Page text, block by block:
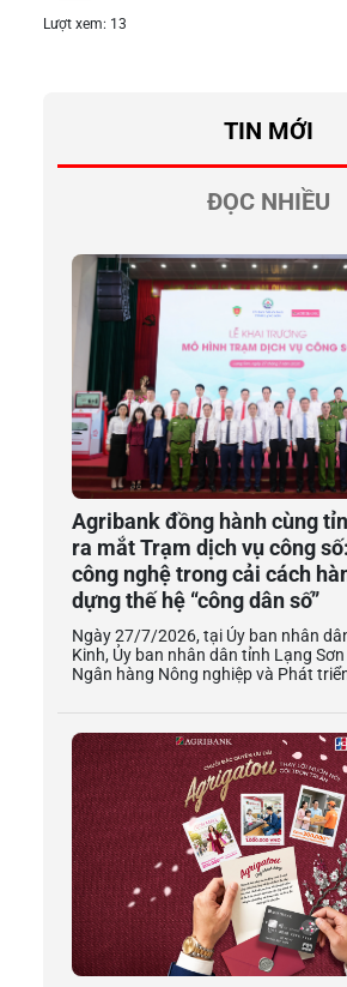
Lượt xem: 13
TIN MỚI
ĐỌC NHIỀU
Agribank đồng hành cùng
ra mắt Trạm dịch vụ công
công nghệ trong cải cách
dựng thế hệ “công dân số”
Ngày 27/7/2026, tại Ủy ban nhân dân phường Đông Kinh, Ủy ban nhân dân tỉnh Lạng Sơn phối hợp cùng Ngân hàng Nông nghiệp và Phát triển nông thôn Việt Nam (Agribank) tổ chức Lễ khai trương mô hình Trạm dịch vụ công số. Sự kiện đánh dấu một cột mốc quan trọng trong lộ trình hiện đại hóa hành chính công của tỉnh, đồng thời khẳng định vị thế tiên phong của Agribank trong việc đồng hành cùng Chính phủ và các địa phương thúc đẩy chuyển đổi số quốc gia, xây dựng chính phủ số, xã hội số và kinh tế số. Tham dự buổi lễ có đồng chí Đại tá Trần Hồng Phú - Phó Bí thư Đảng ủy, Phó Cục trưởng Cục Cảnh sát quản lý hành chính về trật tự xã hội (C06) - Bộ Công an; đồng chí Vi Thị Hoa - Phó Giám đốc Ngân hàng Nhà nước khu vực 5 - Ngân hàng Nhà nước Việt Nam. Về phía tỉnh Lạng Sơn có đồng chí Hoàng Quốc Khánh - Ủy viên Trung ương Đảng, Bí thư Tỉnh ủy; đồng chí Nguyễn Cảnh Toàn - Phó Bí thư Tỉnh ủy, Chủ tịch Ủy ban nhân dân tỉnh; đồng chí Dương Xuân Huyên - Ủy viên Ban thường vụ Tỉnh ủy, Phó Chủ tịch thường trực Hội đồng nhân dân tỉnh; đồng chí Nguyễn Quốc Khánh - Ủy viên Ban thường vụ Tỉnh ủy, Trưởng ban Tuyên giáo và Dân vận Tỉnh ủy; đồng chí Đoàn Thanh Sơn - Tỉnh ủy viên, Phó Chủ tịch Ủy ban nhân dân tỉnh; đồng chí Phùng Quang Hội - Ủy viên Ban thường vụ Tỉnh ủy, Bí thư Đảng ủy phường Đông Kinh; đồng chí Nguyễn Quang Huy - Tỉnh ủy viên, Giám đốc Sở Khoa học và Công nghệ; đồng chí Thượng tá Nguyễn Hữu Đức - Phó Giám đốc Công an tỉnh. Về phía Agribank có sự tham dự của đồng chí Tô Huy Vũ - Bí thư Đảng ủy, Chủ tịch Hội đồng thành viên; các đồng chí thành viên Hội đồng thành viên: Trần Văn Dũng, Nguyễn Minh Phương, Nguyễn Thị Thảo, Từ Thị Kim Thanh, Phạm Đức Tuấn; các đồng chí Phó Tổng Giám đốc; Thành viên Ban Kiểm soát; Lãnh đạo các Ban, Trung tâm, Đơn vị tại Trụ sở chính và lãnh đạo Agribank Chi nhánh Lạng Sơn. Tham dự sự kiện còn có các đồng chí thành viên Ban Chỉ đạo phát triển khoa học, công nghệ, đổi mới sáng tạo, chuyển đổi số và Đề án 06 tỉnh; các đồng chí Lãnh đạo các sở, ban, ngành tỉnh, Ngân hàng nhà nước chi nhánh khu vực 5, Đảng ủy, Ủy ban nhân dân các xã, phường và Trung tâm Phục vụ hành chính công cấp tỉnh, cấp xã; các đơn vị phối hợp triển khai; cùng hơn 150 đại biểu khách mời. Đồng chí Tô Huy Vũ - Bí thư Đảng ủy, Chủ tịch Hội đồng thành viên Agribank phát biểu tại buổi lễ Hiện thực hóa Đề án 06 của Chính phủ, đưa tiện ích số đến gần hơn với người dân vùng cao Trạm dịch vụ công số do Agribank tài trợ là giải pháp ứng dụng trí tuệ nhân tạo (AI) và công nghệ nhận dạng thông minh tiên tiến, giúp tự động hóa quy trình cấp bản sao số và thực hiện dịch vụ công trực tuyến. Việc tài trợ và đưa vào vận hành 10 Trạm dịch vụ công số tại Lạng Sơn thể hiện tinh thần quyết tâm của Agribank trong việc triển khai Đề án 06 của Chính phủ (Đề án phát triển ứng dụng dữ liệu về dân cư, định danh và xác thực điện tử phục vụ chuyển đổi số quốc gia). Trạm Dịch vụ công số đi vào vận hành giúp đơn giản hóa quy trình giải quyết thủ tục hành chính tại cơ sở. Với hệ thống trang thiết bị hiện đại, tích hợp công nghệ xác thực định danh điện tử qua căn cước công dân gắn chip và ứng dụng VNeID, người dân có thể tự nộp hồ sơ, tra cứu tiến độ xử lý thủ tục hành chính công ngay tại Trạm, hoàn toàn chủ động thực hiện các dịch vụ công trực tuyến, tra cứu thông tin và tiếp cận các dịch vụ ngân hàng số an toàn, thuận tiện, bảo mật, minh bạch. Mô hình không chỉ giúp tiết kiệm thời gian, chi phí đi lại cho bà con nhân dân mà còn đóng vai trò như một điểm kết nối, nâng cao kỹ năng số cho cộng đồng, từng bước hình thành thế hệ “công dân số” tại địa phương; đồng thời là cầu nối trực tiếp giúp chính quyền địa phương nâng cao chỉ số cải cách hành chính, tạo đà phát triển bền vững cho nền kinh tế số. Phát biểu tại buổi lễ, đồng chí Đại tá Trần Hồng Phú - Phó Bí thư Đảng ủy, Phó Cục trưởng Cục Cảnh sát Quản lý hành chính về trật tự xã hội - Bộ Công an đánh giá việc ra mắt Hệ thống Trạm dịch vụ công số ứng dụng dữ liệu dân cư, định danh và xác thực điện tử VNeID tại tỉnh Lạng Sơn có ý nghĩa đặc biệt quan trọng trong tiến trình chuyển đổi số phục vụ người dân và doanh nghiệp. Là mô hình tiêu biểu của Hệ sinh thái Kiosk đa tiện ích do Cục Cảnh sát quản lý hành chính về trật tự xã hội chủ trì phối hợp với các đơn vị liên quan triển khai thực hiện, Trạm dịch vụ công số không chỉ là giải pháp góp phần giảm tải cho đội ngũ cán bộ tại các Trung tâm Phục vụ hành chính công mà còn tạo điều kiện để người dân tiếp cận các dịch vụ công nhanh chóng, thuận tiện, minh bạch và hiện đại hơn. Đại tá Trần Hồng Phú khẳng định: Với vai trò là đơn vị quản lý, vận hành hệ thống dữ liệu dân cư, định danh và xác thực điện tử quốc gia, Cục Cảnh sát Quản lý hành chính về trật tự xã hội bảo đảm mọi giao dịch được thực hiện trên các mô hình Kiosk đều đáp ứng nguyên tắc: Đúng người - Đúng dữ liệu - Đúng quy trình - Đúng pháp luật. Đây là nền tảng cốt lõi để xây dựng niềm tin số, bảo đảm an ninh, an toàn thông tin và thúc đẩy phát triển các dịch vụ số phục vụ người dân. Đại tá Trần Hồng Phú - Phó Bí thư Đảng ủy, Phó Cục trưởng Cục Cảnh sát Quản lý hành chính về trật tự xã hội - Bộ Công an phát biểu tại buổi lễ “Lạng Sơn là địa phương đầu tiên tại khu vực miền núi phía Bắc triển khai đồng bộ 10 Trạm dịch vụ công số. Điều này thể hiện quyết tâm mạnh mẽ của tỉnh trong việc tiên phong ứng dụng công nghệ số vào cải cách hành chính, đồng thời khẳng định vai trò tiên phong của tỉnh Lạng Sơn trong xây dựng chính quyền số, đô thị thông minh và phát triển kinh tế số tại khu vực miền núi phía Bắc” - Đại tá Trần Hồng Phú nhấn mạnh. Bước đi chiến lược, phù hợp vị trí chiến lược quan trọng về kinh tế - xã hội tỉnh Lạng Sơn Lộ trình đưa Trạm dịch vụ công số đến với các vùng miền cả nước là minh chứng sinh động cho năng lực công nghệ và tinh thần phụng sự của Agribank. Trước khi cập bến Lạng Sơn, mô hình này đã khẳng định hiệu quả vượt trội với: 51 Trạm dịch vụ công số được đi vào vận hành ổn định tại 5 tỉnh/thành phố trọng điểm (Hà Nội, Thanh Hóa, Quảng Ninh, Ninh Bình, Đà Nẵng); hơn 60.000 lượt người dân đã tiếp cận, trải nghiệm và sử dụng thành thạo các dịch vụ công trực tuyến cũng như dịch vụ tài chính hiện đại. Kết quả này không chỉ chứng minh hiệu quả của mô hình, mà còn tiếp tục nâng cao hình ảnh, vị thế thương hiệu Agribank - Ngân hàng vì cộng đồng, quyết tâm, chủ động đem giải pháp công nghệ hiện đại phục vụ Nhân dân cả nước. Lạng Sơn là địa phương có vị trí chiến lược đặc biệt quan trọng trong không gian phát triển và an ninh quốc phòng của đất nước. Đây không chỉ là cửa ngõ quốc tế, cầu nối kinh tế huyết mạch kết nối giao thương giữa Việt Nam, các nước ASEAN với thị trường Trung Quốc rộng lớn; mà còn là điểm sáng thúc đẩy phát triển kinh tế cửa khẩu, du lịch và dịch vụ logistics phía Bắc. Đồng thời, đây cũng là tỉnh có truyền thống đổi mới mạnh mẽ, liên tục nhiều năm liền khẳng định vị thế vững chắc trong Top 10 bảng xếp hạng Chuyển đổi số (DTI) toàn quốc, thể hiện tinh thần chủ động, nhạy bén và tiên phong trong việc đón đầu các mô hình công nghệ mới. Việc Agribank